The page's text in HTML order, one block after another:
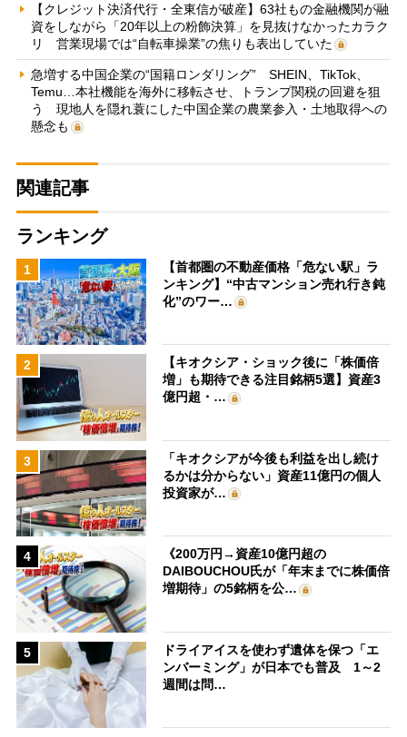
【クレジット決済代行・全東信が破産】63社もの金融機関が融
資をしながら「20年以上の粉飾決算」を見抜けなかったカラク
リ 営業現場では“自転車操業”の焦りも表出していた
急増する中国企業の“国籍ロンダリング” SHEIN、TikTok、
Temu…本社機能を海外に移転させ、トランプ関税の回避を狙
う 現地人を隠れ蓑にした中国企業の農業参入・土地取得への
懸念も
関連記事
ランキング
1
【首都圏の不動産価格「危ない駅」ラ
ンキング】“中古マンション売れ行き鈍
化”のワー…
2
【キオクシア・ショック後に「株価倍
増」も期待できる注目銘柄5選】資産3
億円超・…
3
「キオクシアが今後も利益を出し続け
るかは分からない」資産11億円の個人
投資家が…
4
《200万円→資産10億円超の
DAIBOUCHOU氏が「年末までに株価倍
増期待」の5銘柄を公…
5
ドライアイスを使わず遺体を保つ「エ
ンバーミング」が日本でも普及 1～2
週間は問…